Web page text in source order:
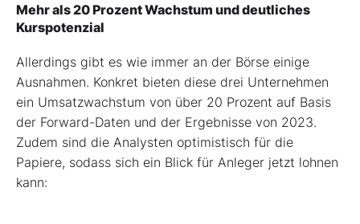
Mehr als 20 Prozent Wachstum und deutliches
Kurspotenzial
Allerdings gibt es wie immer an der Börse einige
Ausnahmen. Konkret bieten diese drei Unternehmen
ein Umsatzwachstum von über 20 Prozent auf Basis
der Forward-Daten und der Ergebnisse von 2023.
Zudem sind die Analysten optimistisch für die
Papiere, sodass sich ein Blick für Anleger jetzt lohnen
kann: